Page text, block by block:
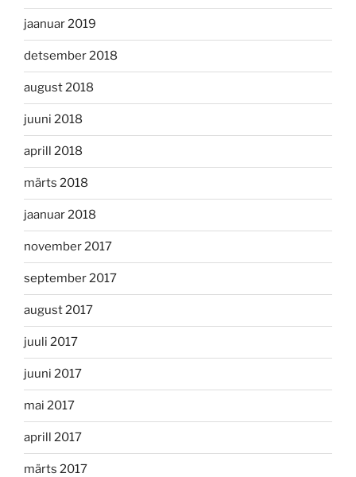
jaanuar 2019
detsember 2018
august 2018
juuni 2018
aprill 2018
märts 2018
jaanuar 2018
november 2017
september 2017
august 2017
juuli 2017
juuni 2017
mai 2017
aprill 2017
märts 2017